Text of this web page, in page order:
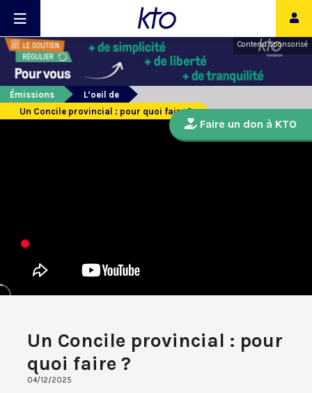
Contenu sponsorisé
Émissions
L’oeil de
Un Concile provincial : pour quoi faire ?
Un Concile provincial : pour
quoi faire ?
04/12/2025
Faire un don à KTO